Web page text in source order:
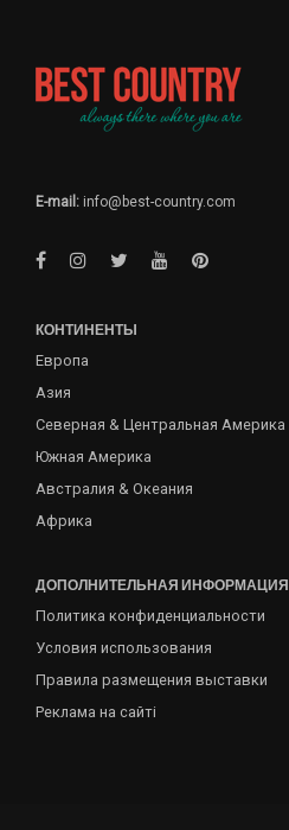
E-mail: info@best-country.com
КОНТИНЕНТЫ
Европа
Азия
Северная & Центральная Америка
Южная Америка
Австралия & Океания
Африка
ДОПОЛНИТЕЛЬНАЯ ИНФОРМАЦИЯ
Политика конфиденциальности
Условия использования
Правила размещения выставки
Реклама на сайті